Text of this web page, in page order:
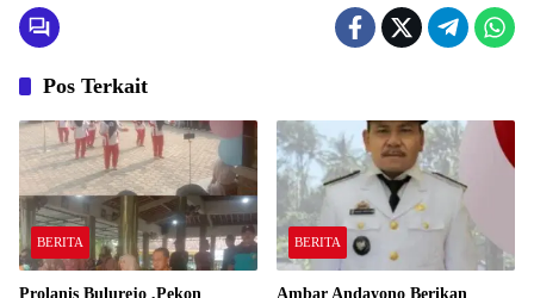
Pos Terkait
BERITA
Prolanis Bulurejo ,Pekon
BERITA
Ambar Andayono Berikan